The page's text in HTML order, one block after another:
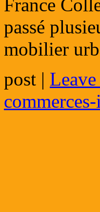
France
passé
mobilier
post |